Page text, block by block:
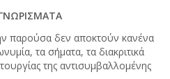
παρούσα δεν αποκτούν κανένα
τα σήματα, τα διακριτικά
της αντισυμβαλλομένης